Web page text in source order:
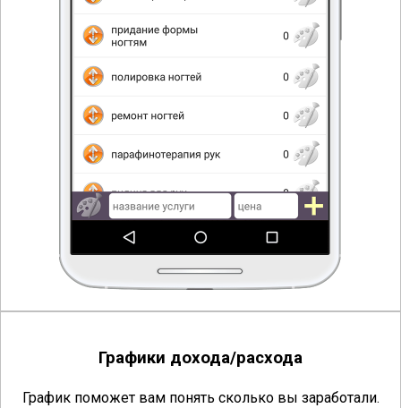
Графики дохода/расхода
График поможет вам понять сколько вы заработали.